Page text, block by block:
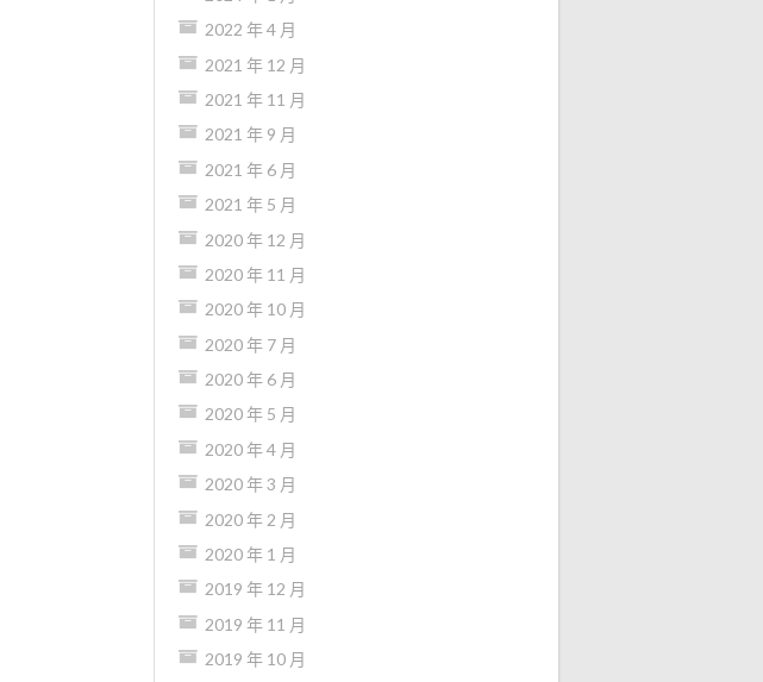
2022 年 4 月
2021 年 12 月
2021 年 11 月
2021 年 9 月
2021 年 6 月
2021 年 5 月
2020 年 12 月
2020 年 11 月
2020 年 10 月
2020 年 7 月
2020 年 6 月
2020 年 5 月
2020 年 4 月
2020 年 3 月
2020 年 2 月
2020 年 1 月
2019 年 12 月
2019 年 11 月
2019 年 10 月